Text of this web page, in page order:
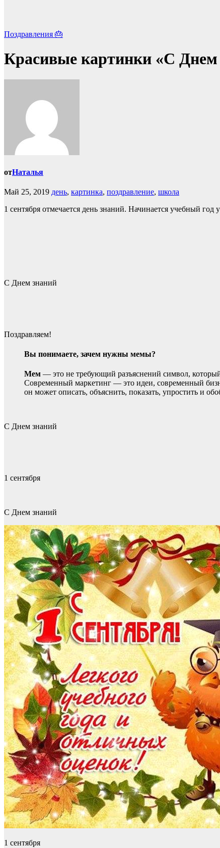
Поздравления 🎂
Красивые картинки «С Днем
отНаталья
Май 25, 2019 день, картинка, поздравление, школа
1 сентября отмечается день знаний. Начинается учебный
С Днем знаний
Поздравляем!
Вы понимаете, зачем нужны мемы?
Мем — это не требующий разъяснений символ,
Современный маркетинг — это идеи, современный
он может описать, объяснить, показать, упростить и
С Днем знаний
1 сентября
С Днем знаний
1 сентября